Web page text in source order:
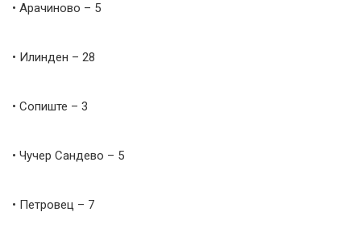
• Арачиново – 5
• Илинден – 28
• Сопиште – 3
• Чучер Сандево – 5
• Петровец – 7